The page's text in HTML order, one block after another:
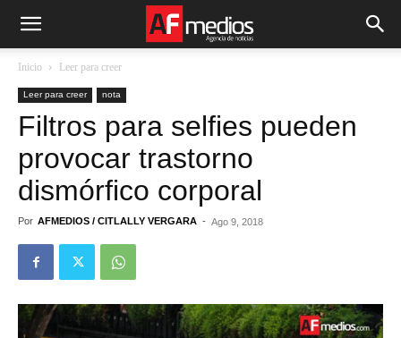
Inicio Leer para creer
Leer para creer nota
Filtros para selfies pueden
provocar trastorno
dismórfico corporal
Por AFMEDIOS / CITLALLY VERGARA - Ago 9, 2018